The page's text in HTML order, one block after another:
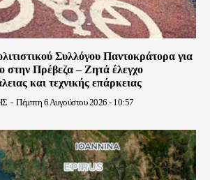
Συλλόγου Παντοκράτορα για
στην Πρέβεζα – Ζητά έλεγχο
και τεχνικής επάρκειας
- Πέμπτη 6 Αυγούστου 2026 - 10:57